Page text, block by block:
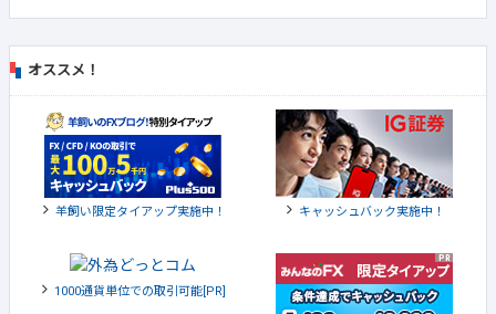
オススメ！
羊飼い限定タイアップ実施中！ キャッシュバック実施中！
1000通貨単位での取引可能[PR]